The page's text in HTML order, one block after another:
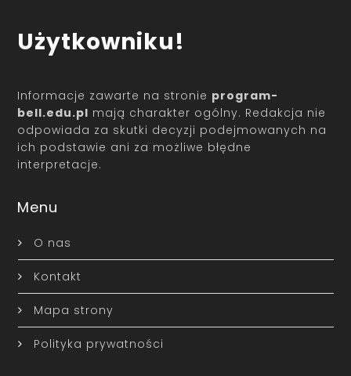
Użytkowniku!
Informacje zawarte na stronie program-
bell.edu.pl mają charakter ogólny. Redakcja nie
odpowiada za skutki decyzji podejmowanych na
ich podstawie ani za możliwe błędne
interpretacje.
Menu
O nas
Kontakt
Mapa strony
Polityka prywatności